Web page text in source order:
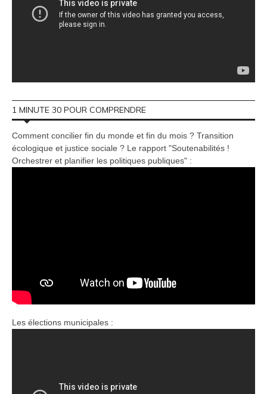
1 MINUTE 30 POUR COMPRENDRE
Comment concilier fin du monde et fin du mois ? Transition
écologique et justice sociale ? Le rapport "Soutenabilités !
Orchestrer et planifier les politiques publiques" :
Les élections municipales :